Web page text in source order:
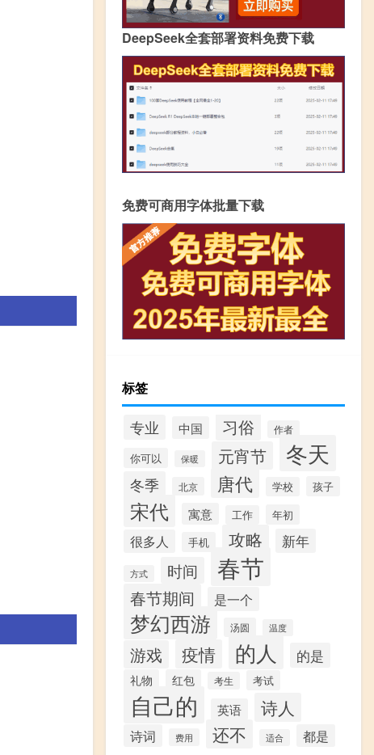
DeepSeek全套部署资料免费下载
免费可商用字体批量下载
标签
专业 中国 习俗 作者
你可以 保暖 元宵节 冬天
冬季 北京 唐代 学校 孩子
宋代 寓意 工作 年初
很多人 手机 攻略 新年
方式 时间 春节
春节期间 是一个
梦幻西游 汤圆 温度
游戏 疫情 的人 的是
礼物 红包 考生 考试
自己的 英语 诗人
诗词 费用 还不 适合 都是